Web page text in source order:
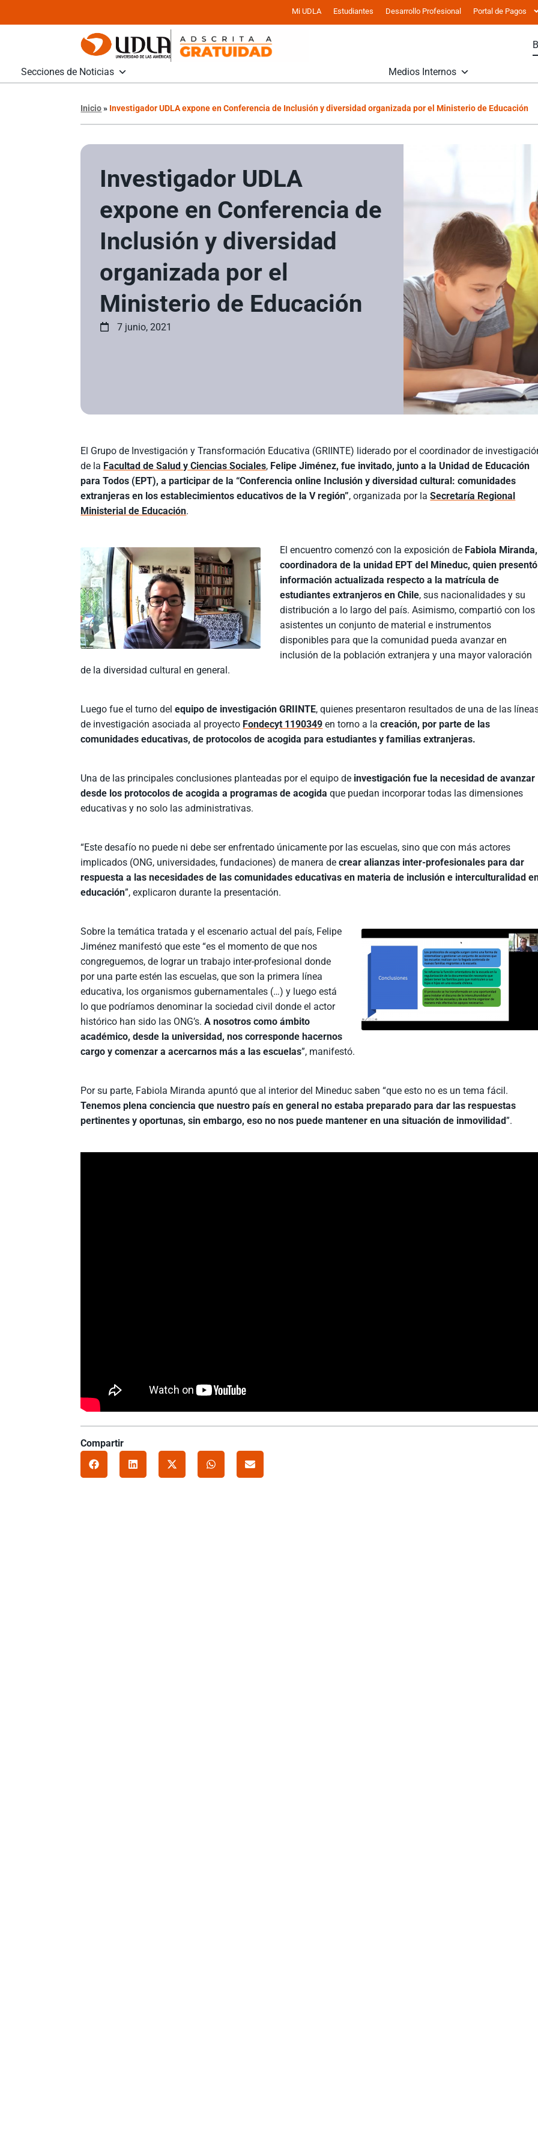
Mi UDLA Estudiantes Desarrollo Profesional Portal de Pagos
Secciones de Noticias Medios Internos
Inicio» Investigador UDLA expone en Conferencia de Inclusión y diversidad organizada por el Ministerio de Educación
Investigador UDLA
expone en Conferencia de
Inclusión y diversidad
organizada por el
Ministerio de Educación
7 junio, 2021
El Grupo de Investigación y Transformación Educativa (GRIINTE) liderado por el coordinador de
de la Facultad de Salud y Ciencias Sociales, Felipe Jiménez, fue invitado, junto a la Unidad de Educación
para Todos (EPT), a participar de la “Conferencia online Inclusión y diversidad cultural: comunidades
extranjeras en los establecimientos educativos de la V región”, organizada por laSecretaría Regional
Ministerial de Educación.
El encuentro comenzó con la exposición de Fabiola Miranda,
coordinadora de la unidad EPT del Mineduc, quien presentó
información actualizada respecto a la matrícula de
estudiantes extranjeros en Chile, sus nacionalidades y su
distribución a lo largo del país. Asimismo, compartió con los
asistentes un conjunto de material e instrumentos
disponibles para que la comunidad pueda avanzar en
inclusión de la población extranjera y una mayor valoración
de la diversidad cultural en general.
Luego fue el turno delequipo de investigación GRIINTE, quienes presentaron resultados de una de las
de investigación asociada al proyecto Fondecyt 1190349 en torno a lacreación, por parte de las
comunidades educativas, de protocolos de acogida para estudiantes y familias extranjeras.
Una de las principales conclusiones planteadas por el equipo de investigación fue la necesidad de avanzar
desde los protocolos de acogida a programas de acogidaque puedan incorporar todas las dimensiones
educativas y no solo las administrativas.
“Este desafío no puede ni debe ser enfrentado únicamente por las escuelas, sino que con más actores
implicados (ONG, universidades, fundaciones) de manera decrear alianzas inter-profesionales para dar
respuesta a las necesidades de las comunidades educativas en materia de inclusión e interculturalidad
educación”, explicaron durante la presentación.
Sobre la temática tratada y el escenario actual del país, Felipe
Jiménez manifestó que este “es el momento de que nos
congreguemos, de lograr un trabajo inter-profesional donde
por una parte estén las escuelas, que son la primera línea
educativa, los organismos gubernamentales (…) y luego está
lo que podríamos denominar la sociedad civil donde el actor
histórico han sido las ONG’s.A nosotros como ámbito
académico, desde la universidad, nos corresponde hacernos
cargo y comenzar a acercarnos más a las escuelas”, manifestó.
Por su parte, Fabiola Miranda apuntó que al interior del Mineduc saben “que esto no es un tema fácil.
Tenemos plena conciencia que nuestro país en general no estaba preparado para dar las respuestas
pertinentes y oportunas, sin embargo, eso no nos puede mantener en una situación de inmovilidad”.
Compartir